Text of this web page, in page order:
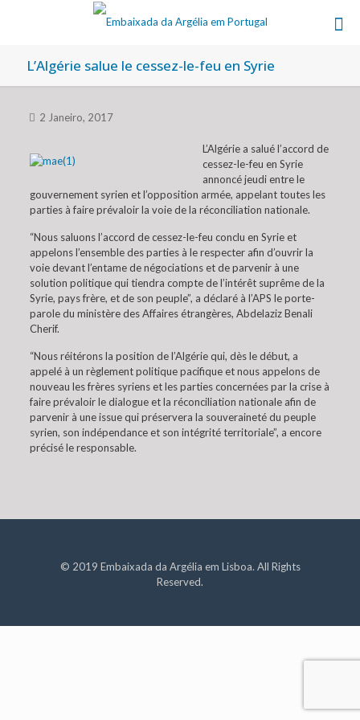
L’Algérie salue le cessez-le-feu en Syrie
2 Janeiro, 2017
L’Algérie a salué l’accord de
cessez-le-feu en Syrie
annoncé jeudi entre le
gouvernement syrien et l’opposition armée, appelant toutes les
parties à faire prévaloir la voie de la réconciliation nationale.
“Nous saluons l’accord de cessez-le-feu conclu en Syrie et
appelons l’ensemble des parties à le respecter afin d’ouvrir la
voie devant l’entame de négociations et de parvenir à une
solution politique qui tiendra compte de l’intérêt suprême de la
Syrie, pays frère, et de son peuple”, a déclaré à l’APS le porte-
parole du ministère des Affaires étrangères, Abdelaziz Benali
Cherif.
“Nous réitérons la position de l’Algérie qui, dès le début, a
appelé à un règlement politique pacifique et nous appelons de
nouveau les frères syriens et les parties concernées par la crise à
faire prévaloir le dialogue et la réconciliation nationale afin de
parvenir à une issue qui préservera la souveraineté du peuple
syrien, son indépendance et son intégrité territoriale”, a encore
précisé le responsable.
© 2019 Embaixada da Argélia em Lisboa. All Rights
Reserved.